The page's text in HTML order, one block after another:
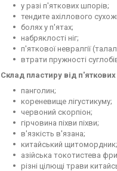
у разі п'яткових шпорів;
тендите ахіллового
болях у п'ятах;
набряклості ніг;
п'яткової невралгії
втрати пружності
Склад пластиру від
панголин;
кореневище лігустикуму;
червоний скорпіон;
гірчовина піхви піхви;
в'язкість в'язана;
китайський щитомордник;
азійська токотистева
різні цілющі трави